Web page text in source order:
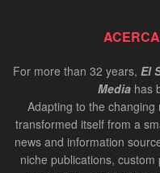
For more than 32 years, El
Media has
Adapting to the
transformed itself from a
news and information
niche publications,